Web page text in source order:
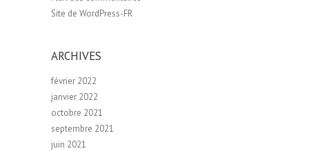
Site de WordPress-FR
ARCHIVES
février 2022
janvier 2022
octobre 2021
septembre 2021
juin 2021